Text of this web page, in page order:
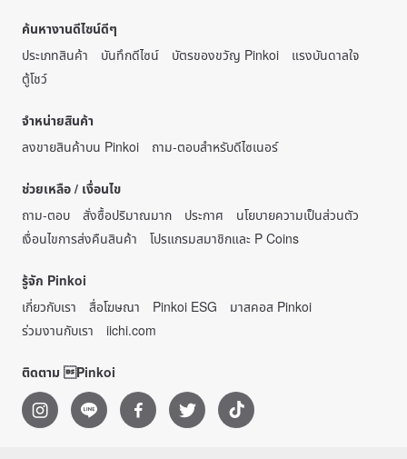
ค้นหางานดีไซน์ดีๆ
ประเภทสินค้า
บันทึกดีไซน์ บัตรของขวัญ Pinkoi
แรงบันดาลใจ
ตู้โชว์
จำหน่ายสินค้า
ลงขายสินค้าบน Pinkoi
ถาม-ตอบสำหรับดีไซเนอร์
ช่วยเหลือ / เงื่อนไข
ถาม-ตอบ
สั่งซื้อปริมาณมาก ประกาศ
นโยบายความเป็นส่วนตัว
เงื่อนไขการส่งคืนสินค้า
โปรแกรมสมาชิกและ P Coins
รู้จัก Pinkoi
เกี่ยวกับเรา
สื่อโฆษณา Pinkoi ESG
มาสคอส Pinkoi
ร่วมงานกับเรา
iichi.com
ติดตาม Pinkoi